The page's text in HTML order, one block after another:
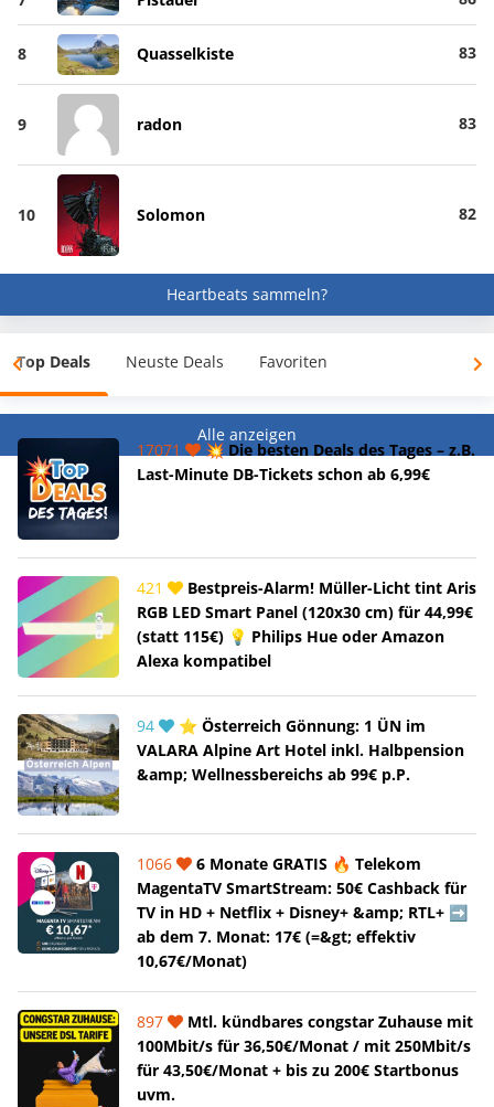
8 Quasselkiste 83
9 radon 83
10 Solomon 82
Heartbeats sammeln?
Top Deals Neuste Deals Favoriten
Alle anzeigen
17071
💥 Die besten Deals des Tages – z.B.
Last-Minute DB-Tickets schon ab 6,99€
421
Bestpreis-Alarm! Müller-Licht tint Aris
RGB LED Smart Panel (120x30 cm) für 44,99€
(statt 115€) 💡 Philips Hue oder Amazon
Alexa kompatibel
94
⭐ Österreich Gönnung: 1 ÜN im
VALARA Alpine Art Hotel inkl. Halbpension
&amp; Wellnessbereichs ab 99€ p.P.
1066
6 Monate GRATIS 🔥 Telekom
MagentaTV SmartStream: 50€ Cashback für
TV in HD + Netflix + Disney+ &amp; RTL+ ➡️
ab dem 7. Monat: 17€ (=&gt; effektiv
10,67€/Monat)
897
Mtl. kündbares congstar Zuhause mit
100Mbit/s für 36,50€/Monat / mit 250Mbit/s
für 43,50€/Monat + bis zu 200€ Startbonus
uvm.